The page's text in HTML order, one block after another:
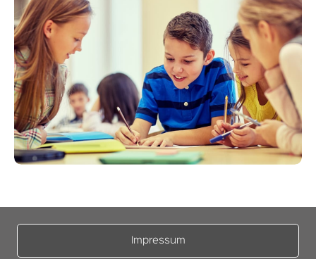
Impressum